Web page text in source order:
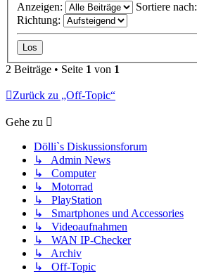
Anzeigen:
Sortiere nach:
Richtung:
2 Beiträge • Seite 1 von 1
Zurück zu „Off-Topic“
Gehe zu
Dölli`s Diskussionsforum
↳ Admin News
↳ Computer
↳ Motorrad
↳ PlayStation
↳ Smartphones und Accessories
↳ Videoaufnahmen
↳ WAN IP-Checker
↳ Archiv
↳ Off-Topic